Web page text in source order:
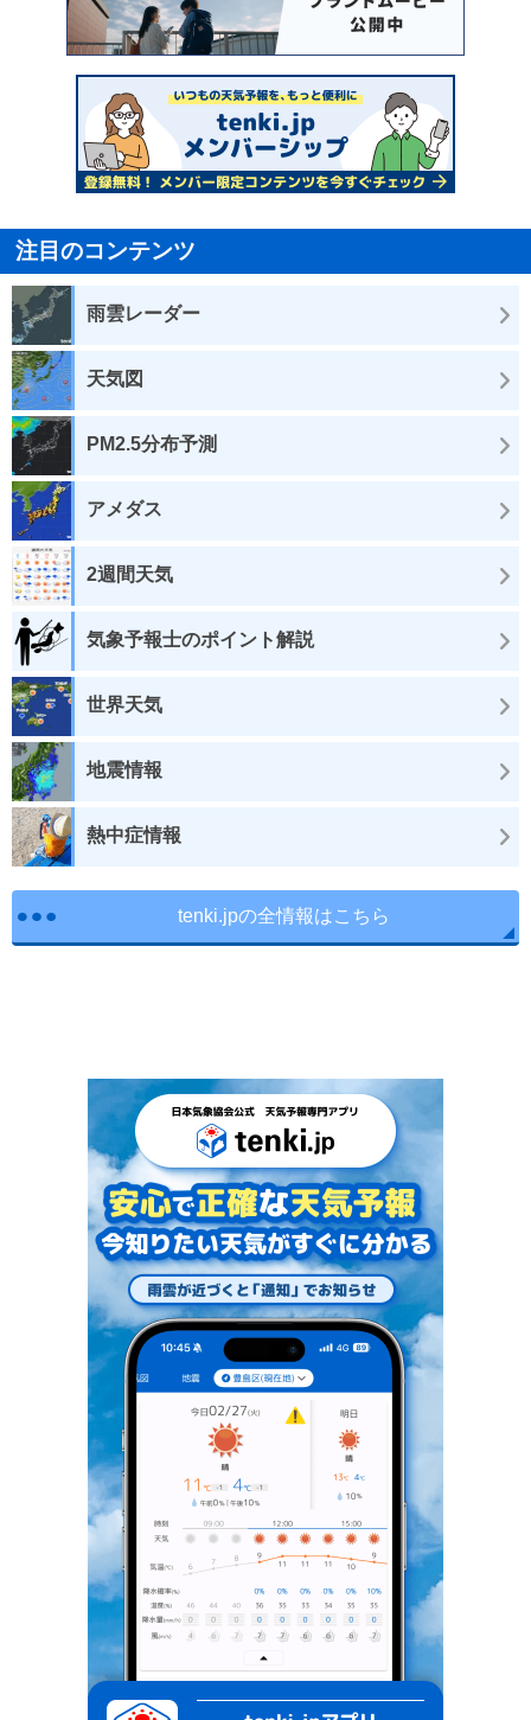
注目のコンテンツ
雨雲レーダー
天気図
PM2.5分布予測
アメダス
2週間天気
気象予報士のポイント解説
世界天気
地震情報
熱中症情報
tenki.jpの全情報はこちら